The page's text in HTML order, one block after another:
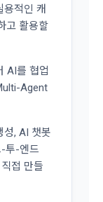
용계약을 신청할
을 위해 “회
용에 “동의” 또
.
임의로 회원 ID
제약이 생길 수
, 해당 개인정보
응모, 고객센터
일, 팩스, 전화 등
적인 캐
고 활용할
AI를 협업
Agent
성, AI 챗봇
투-엔드
접 만들